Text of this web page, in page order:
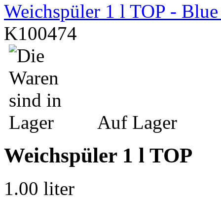
Weichspüler 1 l TOP - Blue
K100474
Auf Lager
Weichspüler 1 l TOP
1.00 liter